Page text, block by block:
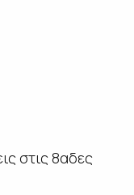
στις 8αδες